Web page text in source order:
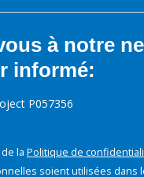
à notre
informé:
P057356
la Politique de
soient utilisées dans